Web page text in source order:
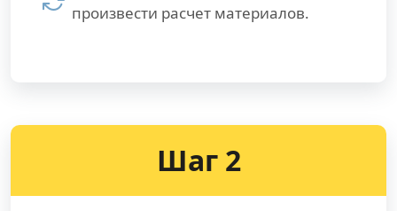
произвести расчет материалов.
Шаг 2